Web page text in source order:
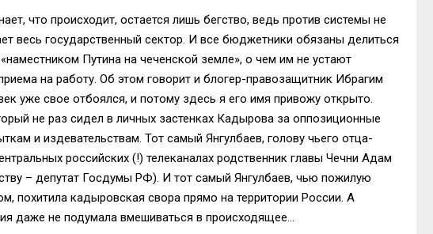
что происходит, остается лишь бегство, ведь против системы не
весь государственный сектор. И все бюджетники обязаны делиться
Путина на чеченской земле», о чем им не устают
на работу. Об этом говорит и блогер-правозащитник Ибрагим
уже свое отбоялся, и потому здесь я его имя привожу открыто.
не раз сидел в личных застенках Кадырова за оппозиционные
и издевательствам. Тот самый Янгулбаев, голову чьего отца-
российских (!) телеканалах родственник главы Чечни Адам
– депутат Госдумы РФ). И тот самый Янгулбаев, чью пожилую
похитила кадыровская свора прямо на территории России. А
даже не подумала вмешиваться в происходящее…